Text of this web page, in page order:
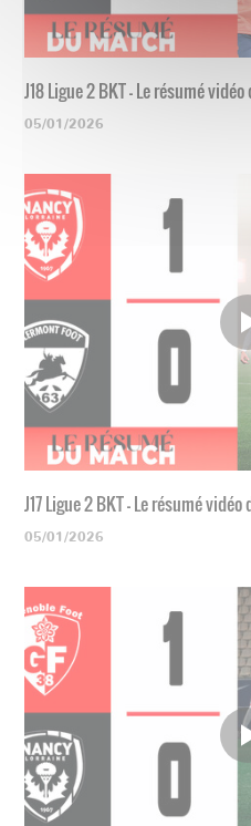
J18 Ligue 2 BKT - Le résumé
05/01/2026
J17 Ligue 2 BKT - Le résumé
05/01/2026